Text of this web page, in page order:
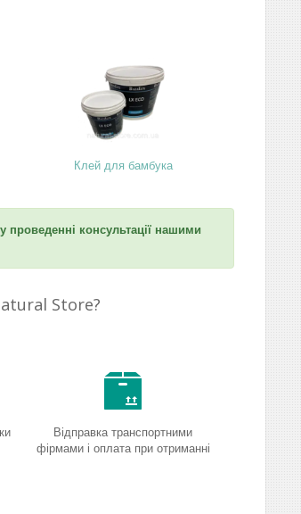
Клей для бамбука
консультації нашими
Store?
Відправка транспортними
фірмами і оплата при отриманні